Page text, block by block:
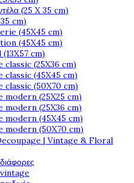
(25 X 35 cm)
cm)
(45X45 cm)
(45X45 cm)
cm)
(25X36 cm)
(45X45 cm)
(50X70 cm)
(25X25 cm)
(25X36 cm)
modern (45X45 cm)
modern (50X70 cm)
| Vintage & Floral
vintage